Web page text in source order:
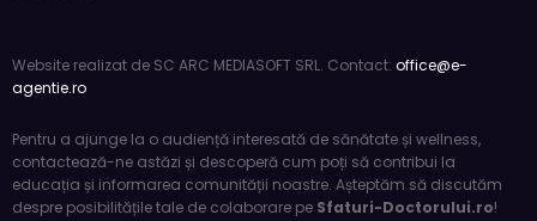
agentie.ro
contactează-ne astăzi și descoperă cum poți să contribui la
educația și informarea comunității noastre. Așteptăm să discutăm
despre posibilitățile tale de colaborare peSfaturi-Doctorului.ro!